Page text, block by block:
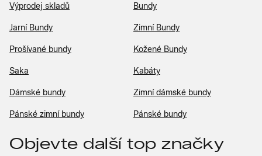
Výprodej skladů Bundy
Jarní Bundy Zimní Bundy
Prošívané bundy Kožené Bundy
Saka Kabáty
Dámské bundy Zimní dámské bundy
Pánské zimní bundy Pánské bundy
Objevte další top značky